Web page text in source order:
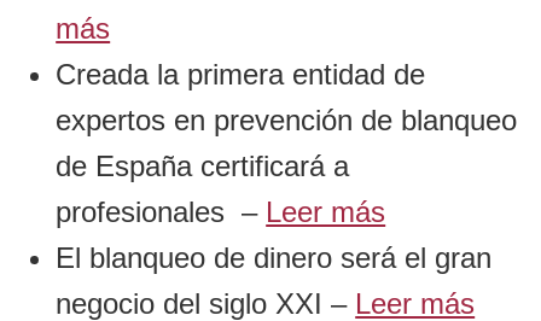
más
Creada la primera entidad de
expertos en prevención de blanqueo
de España certificará a
profesionales – Leer más
El blanqueo de dinero será el gran
negocio del siglo XXI – Leer más